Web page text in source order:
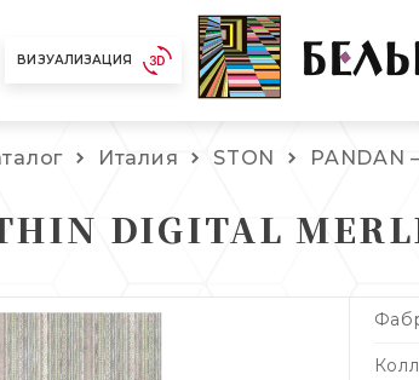
ВИЗУАЛИЗАЦИЯ
Италия STON PANDAN
DIGITAL